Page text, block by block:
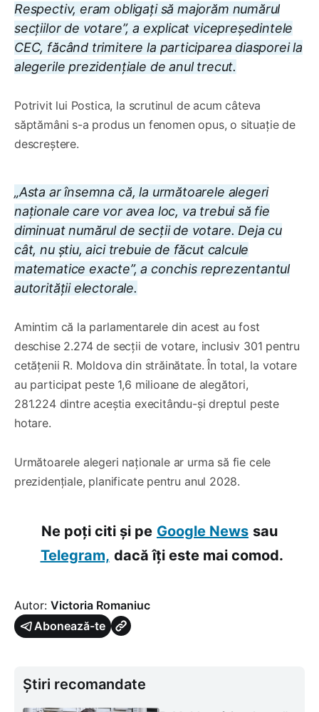
Respectiv, eram obligați să majorăm numărul
secțiilor de votare”, a explicat vicepreședintele
CEC, făcând trimitere la participarea diasporei la
alegerile prezidențiale de anul trecut.
Potrivit lui Postica, la scrutinul de acum câteva
săptămâni s-a produs un fenomen opus, o situație de
descreștere.
„Asta ar însemna că, la următoarele alegeri
naționale care vor avea loc, va trebui să fie
diminuat numărul de secții de votare. Deja cu
cât, nu știu, aici trebuie de făcut calcule
matematice exacte”, a conchis reprezentantul
autorității electorale.
Amintim că la parlamentarele din acest au fost
deschise 2.274 de secții de votare, inclusiv 301 pentru
cetățenii R. Moldova din străinătate. În total, la votare
au participat peste 1,6 milioane de alegători,
281.224 dintre aceștia execitându-și dreptul peste
hotare.
Următoarele alegeri naționale ar urma să fie cele
prezidențiale, planificate pentru anul 2028.
Ne poți citi și pe Google News sau
Telegram, dacă îți este mai comod.
Autor: Victoria Romaniuc
Abonează-te
Știri recomandate